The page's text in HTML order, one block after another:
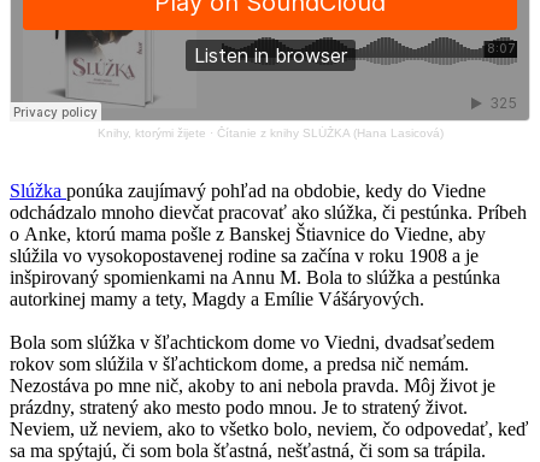
Knihy, ktorými žijete · Čítanie z knihy SLÚŽKA (Hana Lasicová)
Slúžka ponúka zaujímavý pohľad na obdobie, kedy do Viedne
odchádzalo mnoho dievčat pracovať ako slúžka, či pestúnka. Príbeh
o Anke, ktorú mama pošle z Banskej Štiavnice do Viedne, aby
slúžila vo vysokopostavenej rodine sa začína v roku 1908 a je
inšpirovaný spomienkami na Annu M. Bola to slúžka a pestúnka
autorkinej mamy a tety, Magdy a Emílie Vášáryových.
Bola som slúžka v šľachtickom dome vo Viedni, dvadsaťsedem
rokov som slúžila v šľachtickom dome, a predsa nič nemám.
Nezostáva po mne nič, akoby to ani nebola pravda. Môj život je
prázdny, stratený ako mesto podo mnou. Je to stratený život.
Neviem, už neviem, ako to všetko bolo, neviem, čo odpovedať, keď
sa ma spýtajú, či som bola šťastná, nešťastná, či som sa trápila.